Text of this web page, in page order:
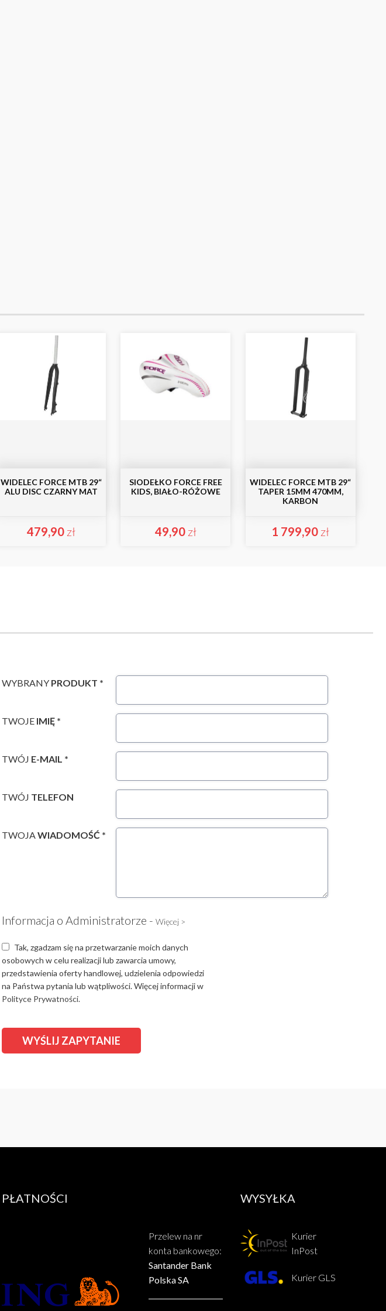
WIDELEC FORCE MTB 29“
ALU DISC CZARNY MAT
479,90 zł
SIODEŁKO FORCE FREE
KIDS, BIAŁO-RÓŻOWE
49,90 zł
WIDELEC FORCE MTB 29“
TAPER 15MM 470MM,
KARBON
1 799,90 zł
WYBRANY PRODUKT *
TWOJE IMIĘ *
TWÓJ E-MAIL *
TWÓJ TELEFON
TWOJAWIADOMOŚĆ *
Informacja o Administratorze - Więcej >
Tak, zgadzam się na przetwarzanie moich danych
osobowych w celu realizacji lub zawarcia umowy,
przedstawienia oferty handlowej, udzielenia odpowiedzi
na Państwa pytania lub wątpliwości. Więcej informacji w
Polityce Prywatności.
PŁATNOŚCI
Przelew na nr
konta bankowego:
Santander Bank
Polska SA
WYSYŁKA
Kurier
InPost
Kurier GLS